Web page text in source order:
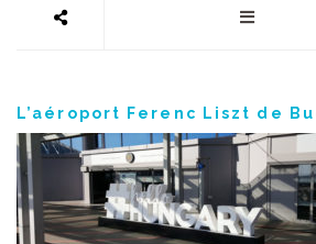
L’aéroport Ferenc Liszt de